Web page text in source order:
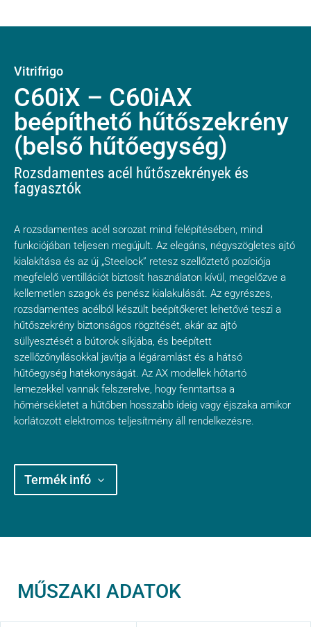
Vitrifrigo
C60iX – C60iAX
beépíthető hűtőszekrény
(belső hűtőegység)
Rozsdamentes acél hűtőszekrények és
fagyasztók
A rozsdamentes acél sorozat mind felépítésében, mind
funkciójában teljesen megújult. Az elegáns, négyszögletes ajtó
kialakítása és az új „Steelock” retesz szellőztető pozíciója
megfelelő ventillációt biztosít használaton kívül, megelőzve a
kellemetlen szagok és penész kialakulását. Az egyrészes,
rozsdamentes acélból készült beépítőkeret lehetővé teszi a
hűtőszekrény biztonságos rögzítését, akár az ajtó
süllyesztését a bútorok síkjába, és beépített
szellőzőnyílásokkal javítja a légáramlást és a hátsó
hűtőegység hatékonyságát. Az AX modellek hőtartó
lemezekkel vannak felszerelve, hogy fenntartsa a
hőmérsékletet a hűtőben hosszabb ideig vagy éjszaka amikor
korlátozott elektromos teljesítmény áll rendelkezésre.
Termék infó
MŰSZAKI ADATOK